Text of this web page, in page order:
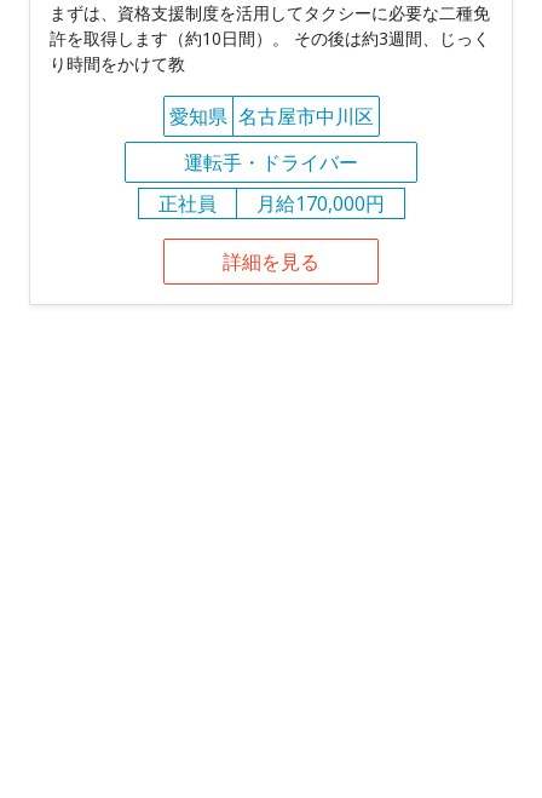
まずは、資格支援制度を活用してタクシーに必要な二種免
許を取得します（約10日間）。 その後は約3週間、じっく
り時間をかけて教
愛知県 名古屋市中川区
運転手・ドライバー
正社員
月給170,000円
詳細を見る